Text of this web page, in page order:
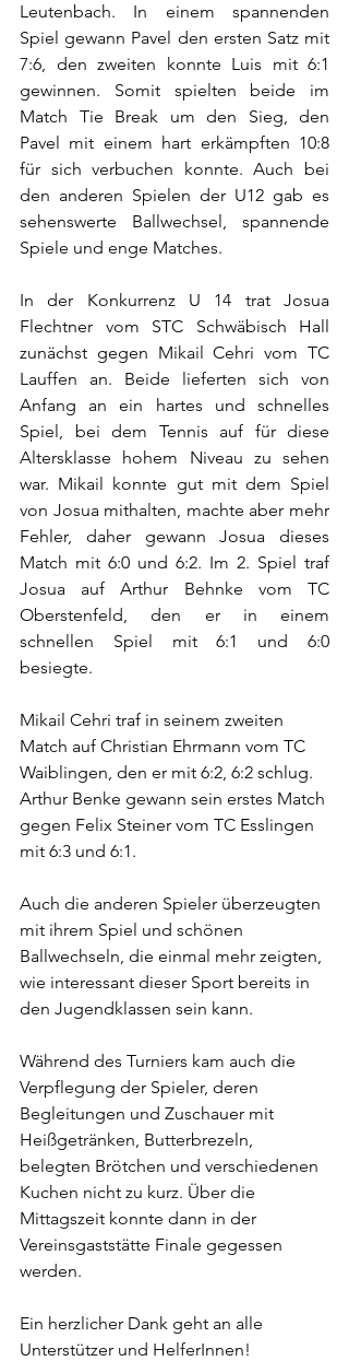
Leutenbach. In einem spannenden
Spiel gewann Pavel den ersten Satz mit
7:6, den zweiten konnte Luis mit 6:1
gewinnen. Somit spielten beide im
Match Tie Break um den Sieg, den
Pavel mit einem hart erkämpften 10:8
für sich verbuchen konnte. Auch bei
den anderen Spielen der U12 gab es
sehenswerte Ballwechsel, spannende
Spiele und enge Matches.
In der Konkurrenz U 14 trat Josua
Flechtner vom STC Schwäbisch Hall
zunächst gegen Mikail Cehri vom TC
Lauffen an. Beide lieferten sich von
Anfang an ein hartes und schnelles
Spiel, bei dem Tennis auf für diese
Altersklasse hohem Niveau zu sehen
war. Mikail konnte gut mit dem Spiel
von Josua mithalten, machte aber mehr
Fehler, daher gewann Josua dieses
Match mit 6:0 und 6:2. Im 2. Spiel traf
Josua auf Arthur Behnke vom TC
Oberstenfeld, den er in einem
schnellen Spiel mit 6:1 und 6:0
besiegte.
Mikail Cehri traf in seinem zweiten
Match auf Christian Ehrmann vom TC
Waiblingen, den er mit 6:2, 6:2 schlug.
Arthur Benke gewann sein erstes Match
gegen Felix Steiner vom TC Esslingen
mit 6:3 und 6:1.
Auch die anderen Spieler überzeugten
mit ihrem Spiel und schönen
Ballwechseln, die einmal mehr zeigten,
wie interessant dieser Sport bereits in
den Jugendklassen sein kann.
Während des Turniers kam auch die
Verpflegung der Spieler, deren
Begleitungen und Zuschauer mit
Heißgetränken, Butterbrezeln,
belegten Brötchen und verschiedenen
Kuchen nicht zu kurz. Über die
Mittagszeit konnte dann in der
Vereinsgaststätte Finale gegessen
werden.
Ein herzlicher Dank geht an alle
Unterstützer und HelferInnen!